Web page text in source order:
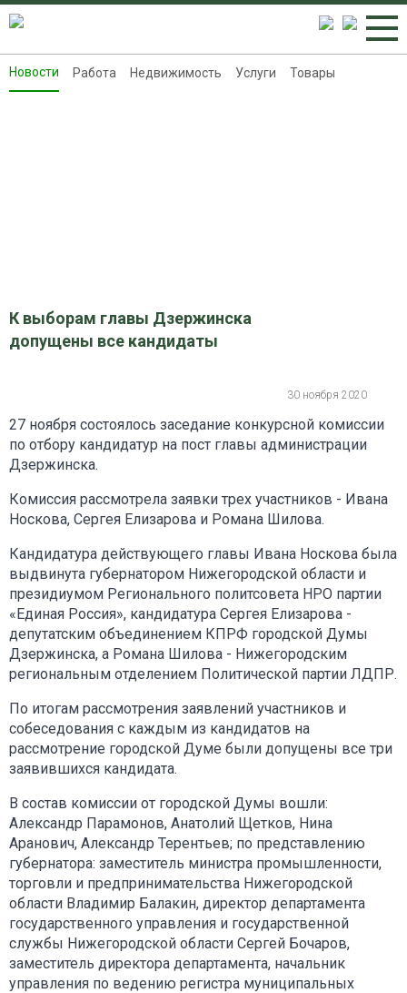
Новости
Новости Работа Недвижимость Услуги Товары
К выборам главы Дзержинска
допущены все кандидаты
30 ноября 2020
27 ноября состоялось заседание конкурсной комиссии
по отбору кандидатур на пост главы администрации
Дзержинска.
Комиссия рассмотрела заявки трех участников - Ивана
Носкова, Сергея Елизарова и Романа Шилова.
Кандидатура действующего главы Ивана Носкова была
выдвинута губернатором Нижегородской области и
президиумом Регионального политсовета НРО партии
«Единая Россия», кандидатура Сергея Елизарова -
депутатским объединением КПРФ городской Думы
Дзержинска, а Романа Шилова - Нижегородским
региональным отделением Политической партии ЛДПР.
По итогам рассмотрения заявлений участников и
собеседования с каждым из кандидатов на
рассмотрение городской Думе были допущены все три
заявившихся кандидата.
В состав комиссии от городской Думы вошли:
Александр Парамонов, Анатолий Щетков, Нина
Аранович, Александр Терентьев; по представлению
губернатора: заместитель министра промышленности,
торговли и предпринимательства Нижегородской
области Владимир Балакин, директор департамента
государственного управления и государственной
службы Нижегородской области Сергей Бочаров,
заместитель директора департамента, начальник
управления по ведению регистра муниципальных